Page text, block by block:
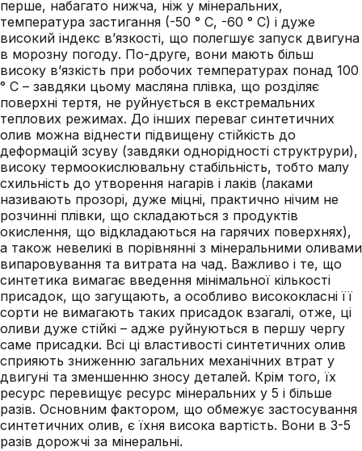
перше, набагато нижча, ніж у мінеральних,
температура застигання (-50 ° С, -60 ° C) і дуже
високий індекс в’язкості, що полегшує запуск двигуна
в морозну погоду. По-друге, вони мають більш
високу в’язкість при робочих температурах понад 100
° C – завдяки цьому масляна плівка, що розділяє
поверхні тертя, не руйнується в екстремальних
теплових режимах. До інших переваг синтетичних
олив можна віднести підвищену стійкість до
деформацій зсуву (завдяки однорідності структрури),
високу термоокислювальну стабільність, тобто малу
схильність до утворення нагарів і лаків (лаками
називають прозорі, дуже міцні, практично нічим не
розчинні плівки, що складаються з продуктів
окислення, що відкладаються на гарячих поверхнях),
а також невеликі в порівнянні з мінеральними оливами
випаровування та витрата на чад. Важливо і те, що
синтетика вимагає введення мінімальної кількості
присадок, що загущають, а особливо висококласні її
сорти не вимагають таких присадок взагалі, отже, ці
оливи дуже стійкі – адже руйнуються в першу чергу
саме присадки. Всі ці властивості синтетичних олив
сприяють зниженню загальних механічних втрат у
двигуні та зменшенню зносу деталей. Крім того, їх
ресурс перевищує ресурс мінеральних у 5 і більше
разів. Основним фактором, що обмежує застосування
синтетичних олив, є їхня висока вартість. Вони в 3-5
разів дорожчі за мінеральні.